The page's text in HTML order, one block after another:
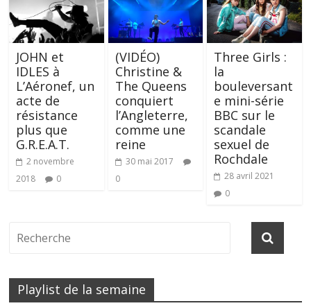
JOHN et
IDLES à
L’Aéronef, un
acte de
résistance
plus que
G.R.E.A.T.
2 novembre
2018
0
(VIDÉO)
Christine &
The Queens
conquiert
l’Angleterre,
comme une
reine
30 mai 2017
0
Three Girls :
la
bouleversant
e mini-série
BBC sur le
scandale
sexuel de
Rochdale
28 avril 2021
0
Playlist de la semaine